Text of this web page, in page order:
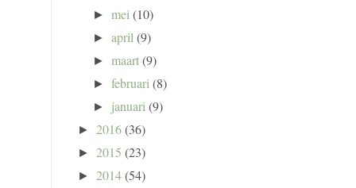
►mei (10)
►april (9)
►maart(9)
►februari (8)
► januari (9)
► 2016(36)
► 2015 (23)
► 2014(54)